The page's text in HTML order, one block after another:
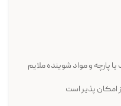
و مواد شوینده ملایم
پذیر است